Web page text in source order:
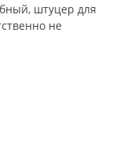
штуцер для
не